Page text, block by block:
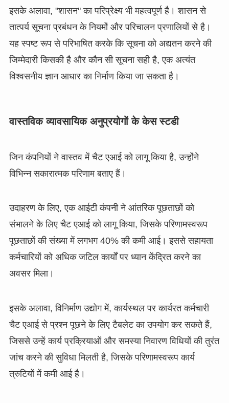
इसके अलावा, "शासन" का परिप्रेक्ष्य भी महत्वपूर्ण है। शासन से
तात्पर्य सूचना प्रबंधन के नियमों और परिचालन प्रणालियों से है।
यह स्पष्ट रूप से परिभाषित करके कि सूचना को अद्यतन करने की
जिम्मेदारी किसकी है और कौन सी सूचना सही है, एक अत्यंत
विश्वसनीय ज्ञान आधार का निर्माण किया जा सकता है।
वास्तविक व्यावसायिक अनुप्रयोगों के केस स्टडी
जिन कंपनियों ने वास्तव में चैट एआई को लागू किया है, उन्होंने
विभिन्न सकारात्मक परिणाम बताए हैं।
उदाहरण के लिए, एक आईटी कंपनी ने आंतरिक पूछताछों को
संभालने के लिए चैट एआई को लागू किया, जिसके परिणामस्वरूप
पूछताछों की संख्या में लगभग 40% की कमी आई। इससे सहायता
कर्मचारियों को अधिक जटिल कार्यों पर ध्यान केंद्रित करने का
अवसर मिला।
इसके अलावा, विनिर्माण उद्योग में, कार्यस्थल पर कार्यरत कर्मचारी
चैट एआई से प्रश्न पूछने के लिए टैबलेट का उपयोग कर सकते हैं,
जिससे उन्हें कार्य प्रक्रियाओं और समस्या निवारण विधियों की तुरंत
जांच करने की सुविधा मिलती है, जिसके परिणामस्वरूप कार्य
त्रुटियों में कमी आई है।